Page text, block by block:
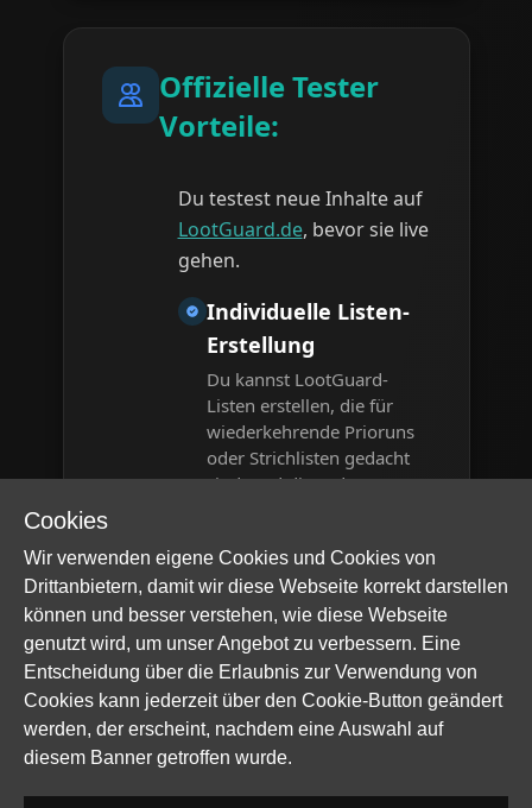
Offizielle Tester
Vorteile:
Du testest neue Inhalte auf
LootGuard.de, bevor sie live
gehen.
Individuelle Listen-
Erstellung
Du kannst LootGuard-
Listen erstellen, die für
wiederkehrende Prioruns
oder Strichlisten gedacht
sind, und diese dann
Alle Vorteile sind auf einer
persönlichen Profilseite
sichtbar, sodass du
Charaktere, Wunschlisten
und Prio-Runs ganz einfach
mit wenigen Klicks
verwalten kannst.
Cookies
Wir verwenden eigene Cookies und Cookies von
Drittanbietern, damit wir diese Webseite korrekt darstellen
können und besser verstehen, wie diese Webseite
genutzt wird, um unser Angebot zu verbessern. Eine
Entscheidung über die Erlaubnis zur Verwendung von
Cookies kann jederzeit über den Cookie-Button geändert
werden, der erscheint, nachdem eine Auswahl auf
diesem Banner getroffen wurde.